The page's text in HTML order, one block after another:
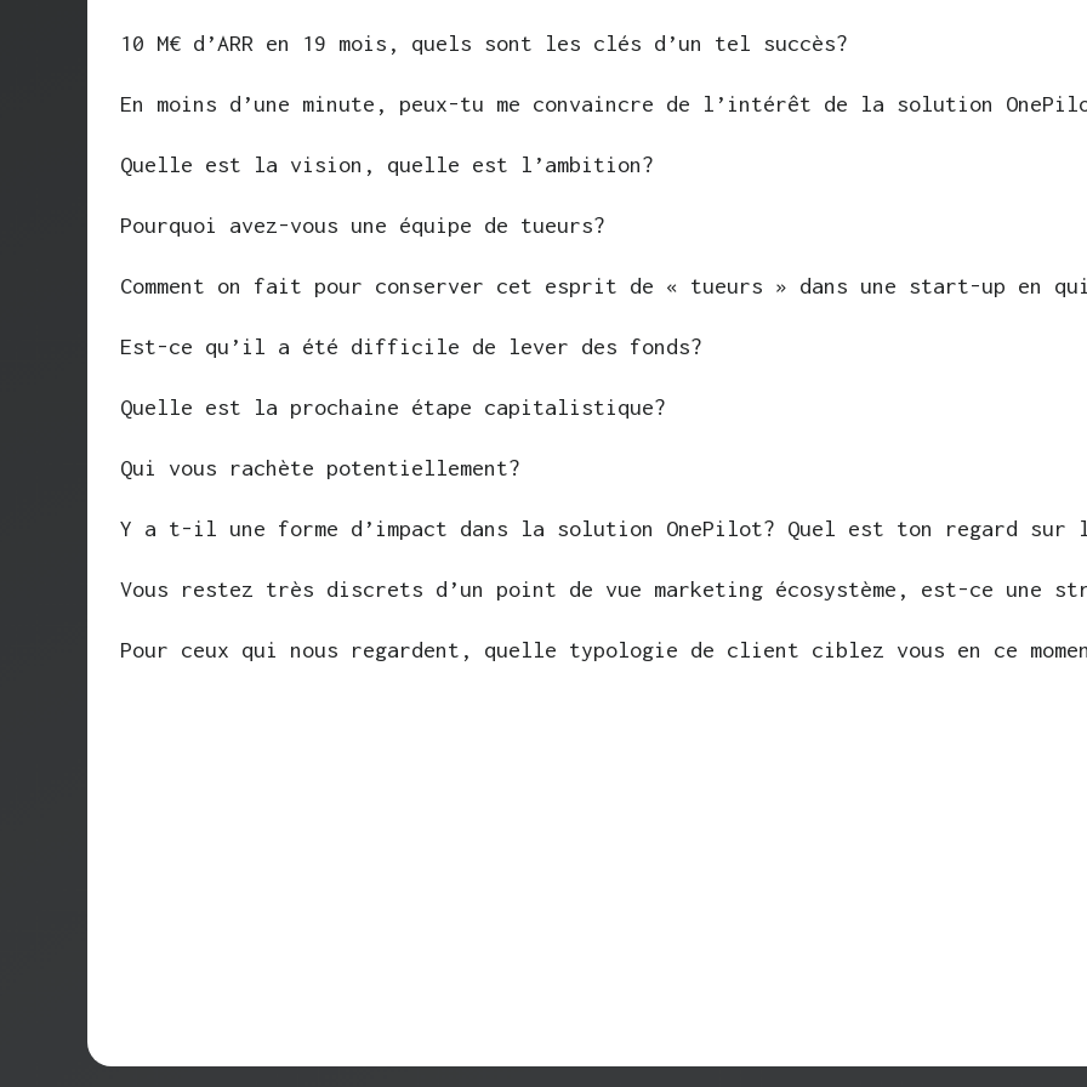
10 M€ d’ARR en 19 mois, quels sont les clés d’un tel succès?
En moins d’une minute, peux-tu me convaincre de l’intérêt de la solution
Quelle est la vision, quelle est l’ambition?
Pourquoi avez-vous une équipe de tueurs?
Comment on fait pour conserver cet esprit de « tueurs » dans une start-up en
Est-ce qu’il a été difficile de lever des fonds?
Quelle est la prochaine étape capitalistique?
Qui vous rachète potentiellement?
Y a t-il une forme d’impact dans la solution OnePilot? Quel est ton regard sur
Vous restez très discrets d’un point de vue marketing écosystème, est-ce une
Pour ceux qui nous regardent, quelle typologie de client ciblez vous en ce